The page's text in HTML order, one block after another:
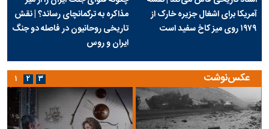
آمریکا برای اشغال جزیره خارک از
۱۹۷۹ روی میز کاخ سفید است
مذاکره به ترکمانچای رساند؟ | نقش
تاریخی روحانیون در فاصله دو جنگ
ایران و روس
عکس‌نوشت ۱ ۲ ۳